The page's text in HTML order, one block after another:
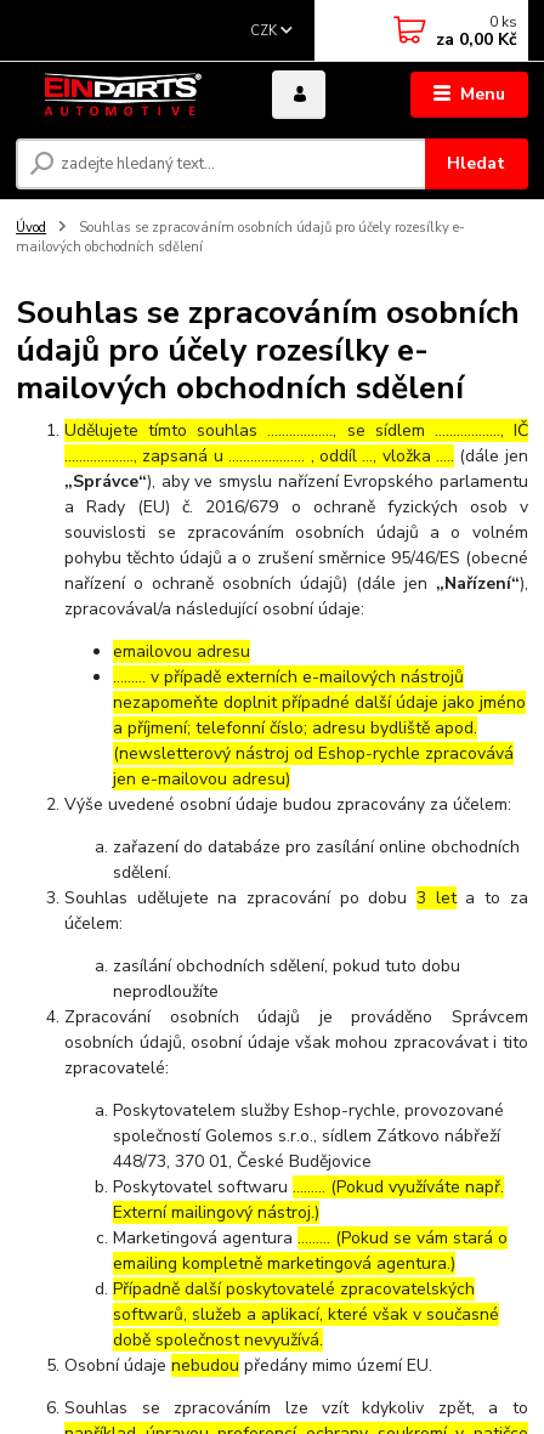
Menu
CZK
Hledat
0 ks
za 0,00 Kč
Úvod
Souhlas se zpracováním osobních údajů pro účely rozesílky e-
mailových obchodních sdělení
Souhlas se zpracováním osobních
údajů pro účely rozesílky e-
mailových obchodních sdělení
Udělujete tímto souhlas ……………..., se sídlem ………………, IČ
………………., zapsaná u ………………… , oddíl …, vložka ….. (dále jen
„Správce“), aby ve smyslu nařízení Evropského parlamentu
a Rady (EU) č. 2016/679 o ochraně fyzických osob v
souvislosti se zpracováním osobních údajů a o volném
pohybu těchto údajů a o zrušení směrnice 95/46/ES (obecné
nařízení o ochraně osobních údajů) (dále jen „Nařízení“),
zpracovával/a následující osobní údaje:
emailovou adresu
……… v případě externích e-mailových nástrojů
nezapomeňte doplnit případné další údaje jako jméno
a příjmení; telefonní číslo; adresu bydliště apod.
(newsletterový nástroj od Eshop-rychle zpracovává
jen e-mailovou adresu)
Výše uvedené osobní údaje budou zpracovány za účelem:
zařazení do databáze pro zasílání online obchodních
sdělení.
Souhlas udělujete na zpracování po dobu3 leta to za
účelem:
zasílání obchodních sdělení, pokud tuto dobu
neprodloužíte
Zpracování osobních údajů je prováděno Správcem
osobních údajů, osobní údaje však mohou zpracovávat i tito
zpracovatelé:
Poskytovatelem služby Eshop-rychle, provozované
společností Golemos s.r.o., sídlem Zátkovo nábřeží
448/73, 370 01, České Budějovice
Poskytovatel softwaru……… (Pokud využíváte např.
Externí mailingový nástroj.)
Marketingová agentura……… (Pokud se vám stará o
emailing kompletně marketingová agentura.)
Případně další poskytovatelé zpracovatelských
softwarů, služeb a aplikací, které však v současné
době společnost nevyužívá.
Osobní údajenebudou předány mimo území EU.
Souhlas se zpracováním lze vzít kdykoliv zpět, a to